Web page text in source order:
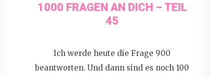
1000 FRAGEN AN DICH – TEIL
45
Ich werde heute die Frage 900
beantworten. Und dann sind es noch 100